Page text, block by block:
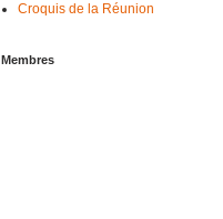
Croquis de la Réunion
Membres